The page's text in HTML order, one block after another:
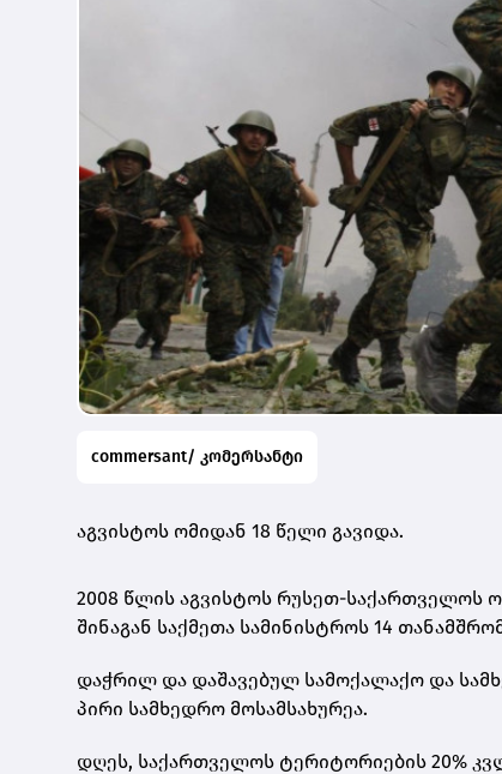
commersant/ კომერსანტი
აგვისტოს ომიდან 18 წელი გავიდა.
2008 წლის აგვისტოს რუსეთ-საქართველოს
შინაგან საქმეთა სამინისტროს 14
დაჭრილ და დაშავებულ სამოქალაქო და
პირი სამხედრო მოსამსახურეა.
დღეს, საქართველოს ტერიტორიების 20%